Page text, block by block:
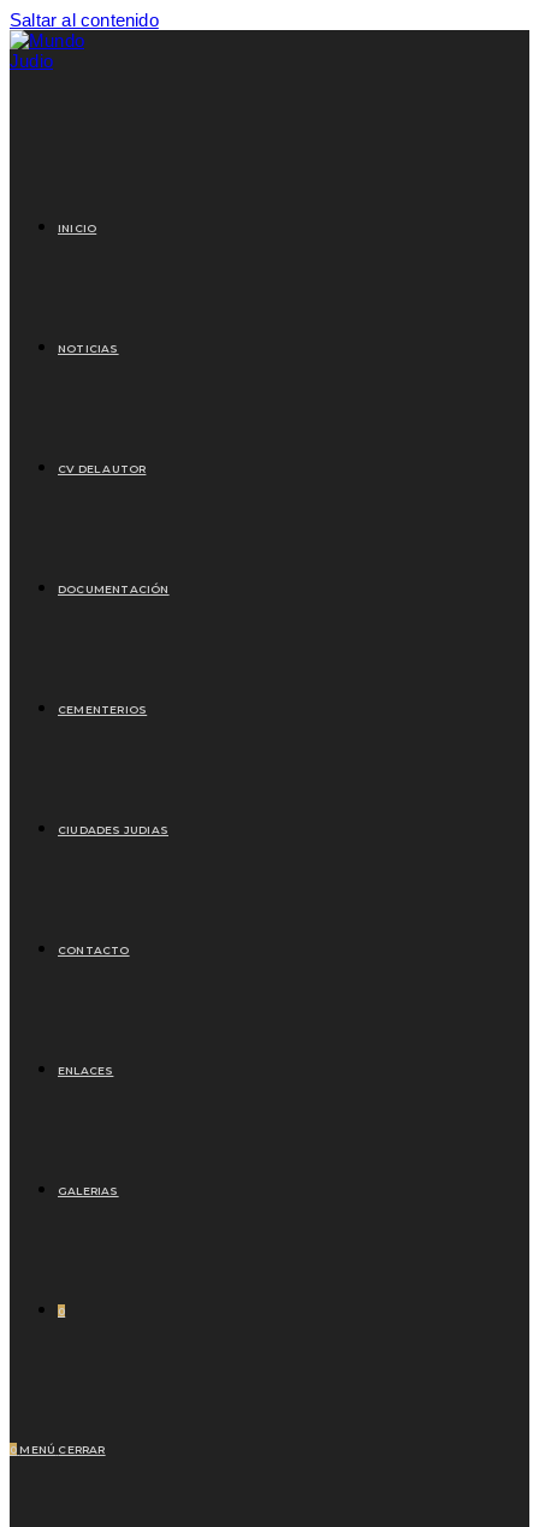
Saltar al contenido
INICIO
NOTICIAS
CV DEL AUTOR
DOCUMENTACIÓN
CEMENTERIOS
CIUDADES JUDIAS
CONTACTO
ENLACES
GALERIAS
0
0 MENÚ CERRAR